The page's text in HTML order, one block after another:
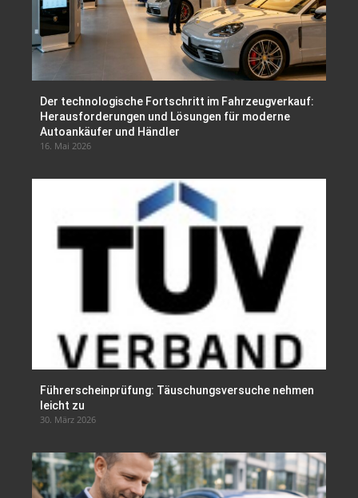
Der technologische Fortschritt im Fahrzeugverkauf:
Herausforderungen und Lösungen für moderne
Autoankäufer und Händler
16. Mai 2026
Führerscheinprüfung: Täuschungsversuche nehmen
leicht zu
30. März 2026